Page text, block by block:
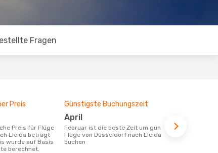
Fragen
Preis
Lleida beträgt
wurde auf Basis
berechnet.
Günstigste Buchungszeit
April
Februar ist die beste Zeit um günstige
Flüge von Düsseldorf nach Lleida zu
buchen